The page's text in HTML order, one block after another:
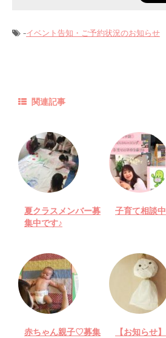
-イベント告知・ご予約状況のお知らせ
関連記事
夏クラスメンバー募
集中です♪
子育て相談中
赤ちゃん親子♡募集
【お知らせ】